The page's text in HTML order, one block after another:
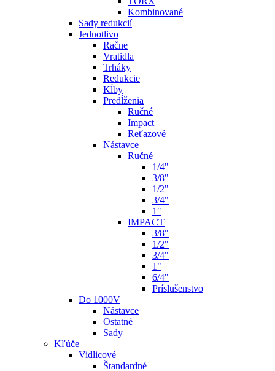
Kombinované
Sady redukcií
Jednotlivo
Račne
Vratidla
Trháky
Redukcie
Kĺby
Predĺženia
Ručné
Impact
Reťazové
Nástavce
Ručné
1/4"
3/8"
1/2"
3/4"
1"
IMPACT
3/8"
1/2"
3/4"
1"
6/4"
Príslušenstvo
Do 1000V
Nástavce
Ostatné
Sady
Kľúče
Vidlicové
Štandardné